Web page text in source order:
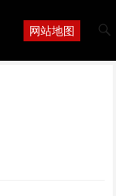
网站地图